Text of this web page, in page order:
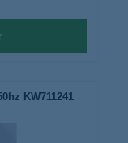
KW711241